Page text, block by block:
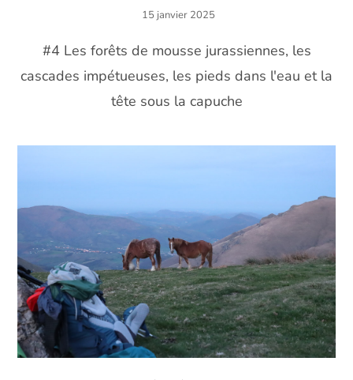
15 janvier 2025
#4 Les forêts de mousse jurassiennes, les
cascades impétueuses, les pieds dans l'eau et la
tête sous la capuche